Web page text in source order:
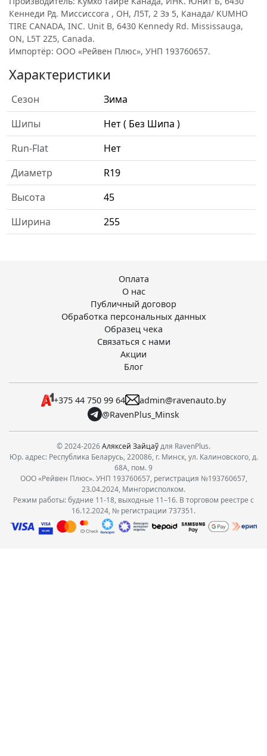
Кеннеди Рд. Миссиссога , ОН, Л5Т, 2 Зэ 5, Канада/ KUMHO
TIRE CANADA, INC. Unit B, 6430 Kennedy Rd. Mississauga,
ON, L5T 2Z5, Canada.
Импортёр: ООО «Рейвен Плюс», УНП 193760657.
Характеристики
Сезон
Зима
Шипы
Нет ( Без Шипа )
Run-Flat
Нет
Диаметр
R19
Высота
45
Ширина
255
Оплата
О нас
Публичный договор
Обработка персональных данных
Образец чека
Связаться с нами
Акции
Блог
+375 44 750 99 64
admin@ravenauto.by
@RavenPlus_Minsk
© 2024-2026Аляксей Зайцаўдля RavenPlus.
Юр. адрес: Республика Беларусь, 220086, г. Минск, ул. Калиновского, д.
68А, пом. 9
ООО «Рейвен Плюс». УНП 193760657, регистрация №193760657,
23.04.2024, Мингорисполком.
Режим работы: будние 11-18, выходные 11–16. В торговом реестре с
16.12.2024, № регистрации 737351.